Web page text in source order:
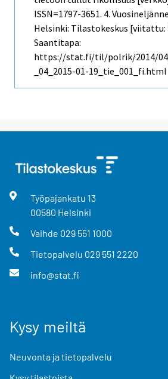
ISSN=1797-3651. 4.
Helsinki: Tilastokeskus [viitattu:
Saantitapa:
https://stat.fi/til/polrik/2014/
_04_2015-01-19_tie_001_fi.html
Työpajankatu 13
00580 Helsinki
Vaihde 029 551 1000
Tietopalvelu 029 551 2220
info@stat.fi
Kysy meiltä
Neuvonta ja tietopalvelu